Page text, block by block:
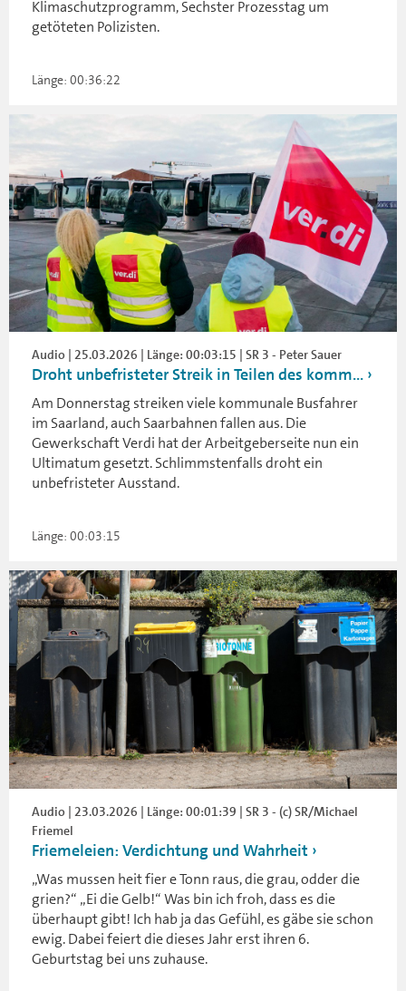
Klimaschutzprogramm, Sechster Prozesstag um
getöteten Polizisten.
Länge: 00:36:22
Audio | 25.03.2026 | Länge: 00:03:15 | SR 3 - Peter Sauer
Droht unbefristeter Streik in Teilen des komm...
Am Donnerstag streiken viele kommunale Busfahrer
im Saarland, auch Saarbahnen fallen aus. Die
Gewerkschaft Verdi hat der Arbeitgeberseite nun ein
Ultimatum gesetzt. Schlimmstenfalls droht ein
unbefristeter Ausstand.
Länge: 00:03:15
Audio | 23.03.2026 | Länge: 00:01:39 | SR 3 - (c) SR/Michael
Friemel
Friemeleien: Verdichtung und Wahrheit
„Was mussen heit fier e Tonn raus, die grau, odder die
grien?“ „Ei die Gelb!“ Was bin ich froh, dass es die
überhaupt gibt! Ich hab ja das Gefühl, es gäbe sie schon
ewig. Dabei feiert die dieses Jahr erst ihren 6.
Geburtstag bei uns zuhause.